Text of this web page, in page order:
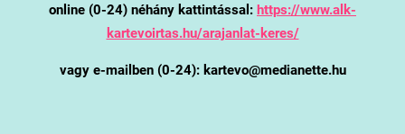
online (0-24) néhány kattintással: https://www.alk-
kartevoirtas.hu/arajanlat-keres/
vagy e-mailben (0-24): kartevo@medianette.hu